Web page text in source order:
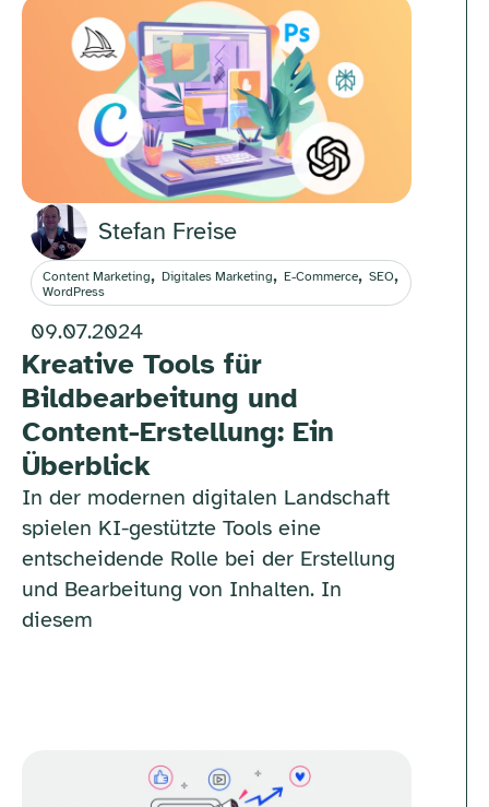
Stefan Freise
Content Marketing, Digitales Marketing, E-Commerce, SEO,
WordPress
09.07.2024
Kreative Tools für
Bildbearbeitung und
Content-Erstellung: Ein
Überblick
In der modernen digitalen Landschaft
spielen KI-gestützte Tools eine
entscheidende Rolle bei der Erstellung
und Bearbeitung von Inhalten. In
diesem